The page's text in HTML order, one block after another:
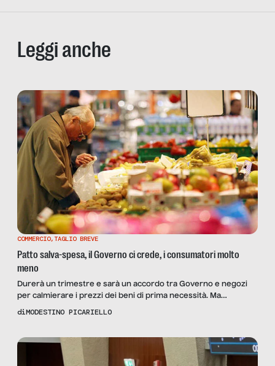
Leggi anche
COMMERCIO,TAGLIO BREVE
Patto salva-spesa, il Governo ci crede, i consumatori molto
meno
Durerà un trimestre e sarà un accordo tra Governo e negozi
per calmierare i prezzi dei beni di prima necessità. Ma
l’adesione è su base volontaria (come nel caso di Ferrero) ed è
diMODESTINO PICARIELLO